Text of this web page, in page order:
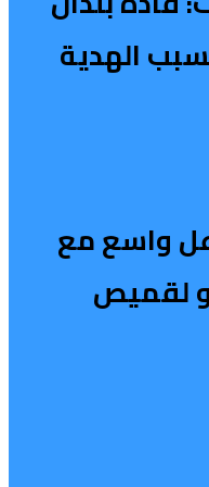
الهدية
واسع مع
لقميص